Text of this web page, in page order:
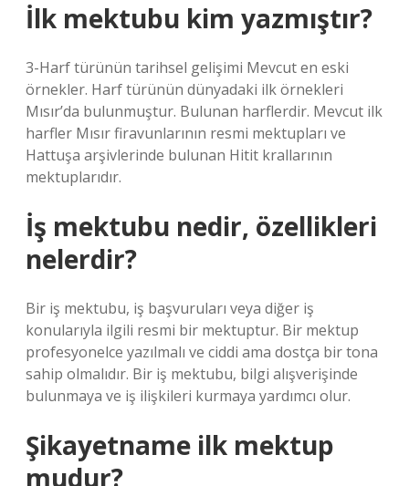
İlk mektubu kim yazmıştır?
3-Harf türünün tarihsel gelişimi Mevcut en eski
örnekler. Harf türünün dünyadaki ilk örnekleri
Mısır’da bulunmuştur. Bulunan harflerdir. Mevcut ilk
harfler Mısır firavunlarının resmi mektupları ve
Hattuşa arşivlerinde bulunan Hitit krallarının
mektuplarıdır.
İş mektubu nedir, özellikleri
nelerdir?
Bir iş mektubu, iş başvuruları veya diğer iş
konularıyla ilgili resmi bir mektuptur. Bir mektup
profesyonelce yazılmalı ve ciddi ama dostça bir tona
sahip olmalıdır. Bir iş mektubu, bilgi alışverişinde
bulunmaya ve iş ilişkileri kurmaya yardımcı olur.
Şikayetname ilk mektup
mudur?